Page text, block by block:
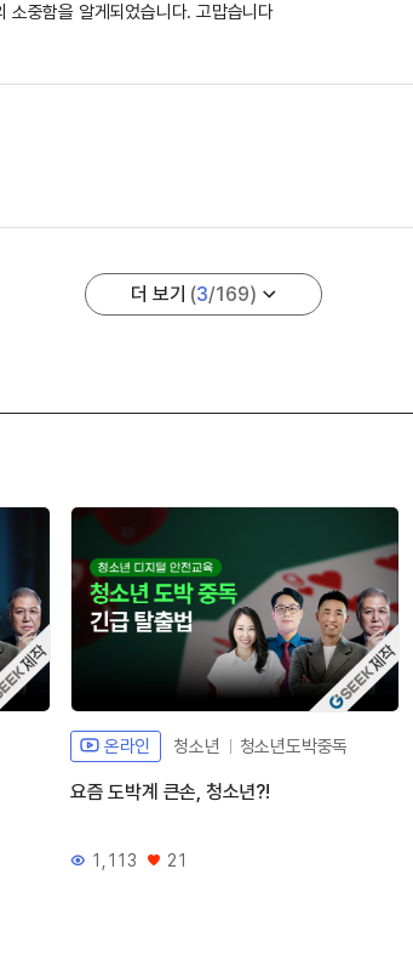
소중함을 알게되었습니다. 고맙습니다
더 보기 (3/169)
강좌G 자체개발 강좌G
온라인 청소년 청소년도박중독
요즘 도박계 큰손, 청소년?!
조회수
1,113
좋아요
21